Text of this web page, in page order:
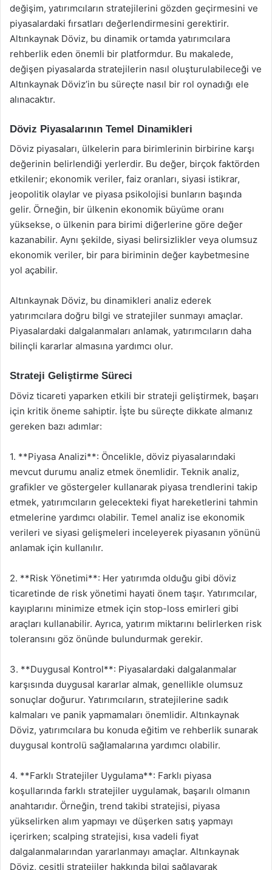
değişim, yatırımcıların stratejilerini gözden geçirmesini ve
piyasalardaki fırsatları değerlendirmesini gerektirir.
Altınkaynak Döviz, bu dinamik ortamda yatırımcılara
rehberlik eden önemli bir platformdur. Bu makalede,
değişen piyasalarda stratejilerin nasıl oluşturulabileceği ve
Altınkaynak Döviz’in bu süreçte nasıl bir rol oynadığı ele
alınacaktır.
Döviz Piyasalarının Temel Dinamikleri
Döviz piyasaları, ülkelerin para birimlerinin birbirine karşı
değerinin belirlendiği yerlerdir. Bu değer, birçok faktörden
etkilenir; ekonomik veriler, faiz oranları, siyasi istikrar,
jeopolitik olaylar ve piyasa psikolojisi bunların başında
gelir. Örneğin, bir ülkenin ekonomik büyüme oranı
yüksekse, o ülkenin para birimi diğerlerine göre değer
kazanabilir. Aynı şekilde, siyasi belirsizlikler veya olumsuz
ekonomik veriler, bir para biriminin değer kaybetmesine
yol açabilir.
Altınkaynak Döviz, bu dinamikleri analiz ederek
yatırımcılara doğru bilgi ve stratejiler sunmayı amaçlar.
Piyasalardaki dalgalanmaları anlamak, yatırımcıların daha
bilinçli kararlar almasına yardımcı olur.
Strateji Geliştirme Süreci
Döviz ticareti yaparken etkili bir strateji geliştirmek, başarı
için kritik öneme sahiptir. İşte bu süreçte dikkate almanız
gereken bazı adımlar:
1. **Piyasa Analizi**: Öncelikle, döviz piyasalarındaki
mevcut durumu analiz etmek önemlidir. Teknik analiz,
grafikler ve göstergeler kullanarak piyasa trendlerini takip
etmek, yatırımcıların gelecekteki fiyat hareketlerini tahmin
etmelerine yardımcı olabilir. Temel analiz ise ekonomik
verileri ve siyasi gelişmeleri inceleyerek piyasanın yönünü
anlamak için kullanılır.
2. **Risk Yönetimi**: Her yatırımda olduğu gibi döviz
ticaretinde de risk yönetimi hayati önem taşır. Yatırımcılar,
kayıplarını minimize etmek için stop-loss emirleri gibi
araçları kullanabilir. Ayrıca, yatırım miktarını belirlerken risk
toleransını göz önünde bulundurmak gerekir.
3. **Duygusal Kontrol**: Piyasalardaki dalgalanmalar
karşısında duygusal kararlar almak, genellikle olumsuz
sonuçlar doğurur. Yatırımcıların, stratejilerine sadık
kalmaları ve panik yapmamaları önemlidir. Altınkaynak
Döviz, yatırımcılara bu konuda eğitim ve rehberlik sunarak
duygusal kontrolü sağlamalarına yardımcı olabilir.
4. **Farklı Stratejiler Uygulama**: Farklı piyasa
koşullarında farklı stratejiler uygulamak, başarılı olmanın
anahtarıdır. Örneğin, trend takibi stratejisi, piyasa
yükselirken alım yapmayı ve düşerken satış yapmayı
içerirken; scalping stratejisi, kısa vadeli fiyat
dalgalanmalarından yararlanmayı amaçlar. Altınkaynak
Döviz, çeşitli stratejiler hakkında bilgi sağlayarak